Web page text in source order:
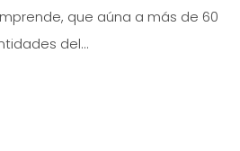
que aúna a más de 60
del...